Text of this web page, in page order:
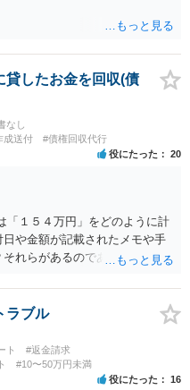
貸したお金を回収(債
なし
成送付 #債権回収代行
役にたった 20
「１５４万円」をどのように計
や金額が記載されたメモや手
れらがあるのであればメール
住所であれば調査することは可
いては現在弁護士費用が自由化
すので、あくまで目安となり
求額×8％or10万円の高い方、
でしょうか。法律事務所によ
と思います。 勝訴の見込みや
ラブル
ト
#返金請求
#10〜50万円未満
役にたった 16